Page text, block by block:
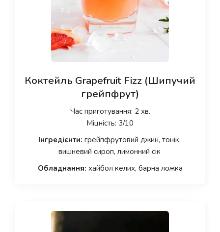
Коктейль Grapefruit Fizz (Шипучий
грейпфрут)
Час приготування: 2 хв.
Міцність: 3/10
Інгредієнти: грейпфрутовий джин, тонік,
вишневий сироп, лимонний сік
Обладнання: хайбол келих, барна ложка